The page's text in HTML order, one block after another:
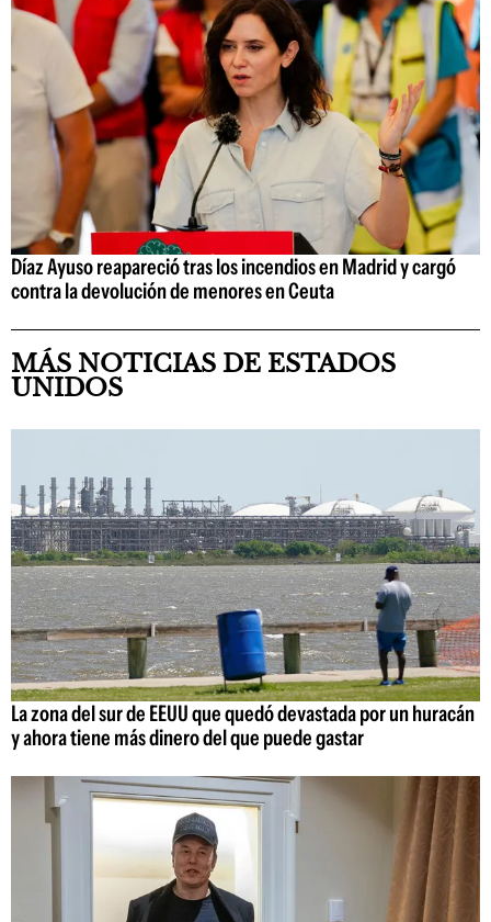
Díaz Ayuso reapareció tras los incendios en Madrid y cargó
contra la devolución de menores en Ceuta
MÁS NOTICIAS DE ESTADOS
UNIDOS
La zona del sur de EEUU que quedó devastada por un huracán
y ahora tiene más dinero del que puede gastar